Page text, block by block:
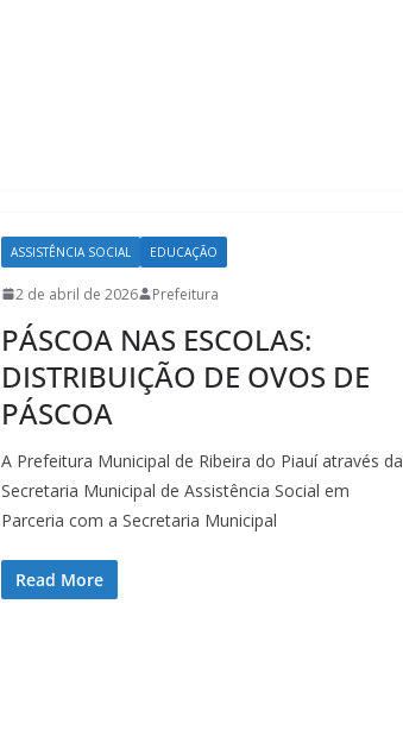
ASSISTÊNCIA SOCIAL EDUCAÇÃO
2 de abril de 2026 Prefeitura
PÁSCOA NAS ESCOLAS:
DISTRIBUIÇÃO DE OVOS DE
PÁSCOA
A Prefeitura Municipal de Ribeira do Piauí através da
Secretaria Municipal de Assistência Social em
Parceria com a Secretaria Municipal
Read More